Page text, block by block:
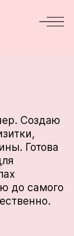
Создаю
Готова
до самого